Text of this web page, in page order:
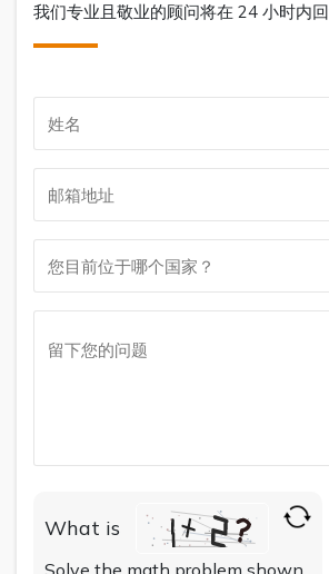
我们专业且敬业的顾问将在 24 小时内回
What is
Solve the math problem shown